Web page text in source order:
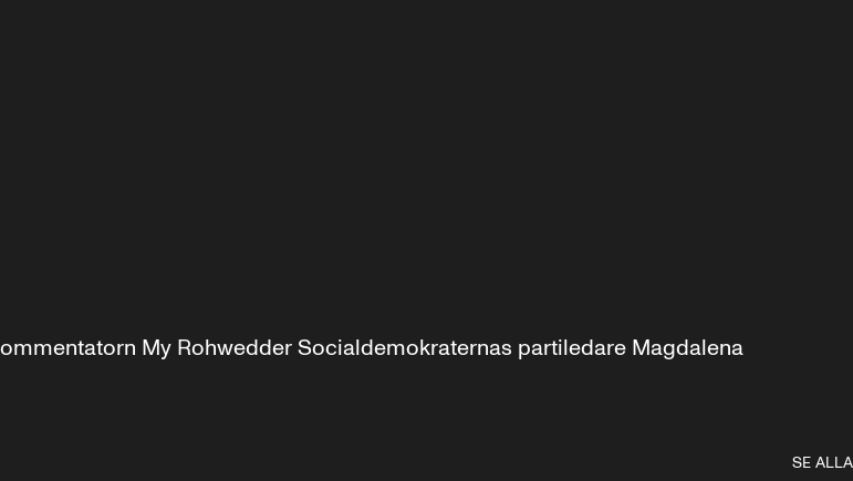
My Rohwedder Socialdemokraternas partiledare Magdalena
SE ALLA